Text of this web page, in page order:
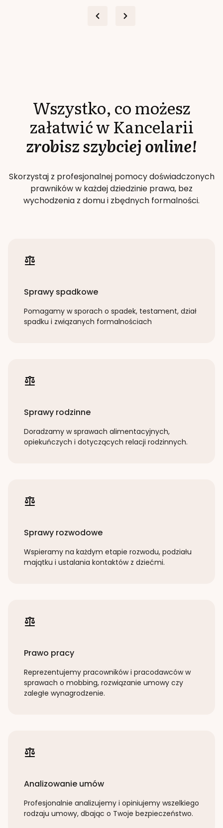
Wszystko, co możesz
załatwić w Kancelarii
zrobisz szybciej online!
Skorzystaj z profesjonalnej pomocy doświadczonych
prawników w każdej dziedzinie prawa, bez
wychodzenia z domu i zbędnych formalności.
Sprawy spadkowe
Pomagamy w sporach o spadek, testament, dział
spadku i związanych formalnościach
Sprawy rodzinne
Doradzamy w sprawach alimentacyjnych,
opiekuńczych i dotyczących relacji rodzinnych.
Sprawy rozwodowe
Wspieramy na każdym etapie rozwodu, podziału
majątku i ustalania kontaktów z dziećmi.
Prawo pracy
Reprezentujemy pracowników i pracodawców w
sprawach o mobbing, rozwiązanie umowy czy
zaległe wynagrodzenie.
Analizowanie umów
Profesjonalnie analizujemy i opiniujemy wszelkiego
rodzaju umowy, dbając o Twoje bezpieczeństwo.